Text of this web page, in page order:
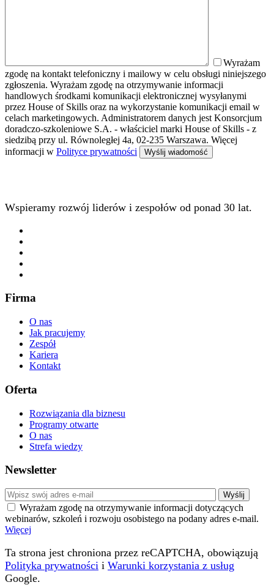
Wyrażam
zgodę na kontakt telefoniczny i mailowy w celu obsługi niniejszego
zgłoszenia. Wyrażam zgodę na otrzymywanie informacji
handlowych środkami komunikacji elektronicznej wysyłanymi
przez House of Skills oraz na wykorzystanie komunikacji email w
celach marketingowych. Administratorem danych jest Konsorcjum
doradczo-szkoleniowe S.A. - właściciel marki House of Skills - z
siedzibą przy ul. Równoległej 4a, 02-235 Warszawa. Więcej
informacji w Polityce prywatności
Wspieramy rozwój liderów i zespołów od ponad 30 lat.
Firma
O nas
Jak pracujemy
Zespół
Kariera
Kontakt
Oferta
Rozwiązania dla biznesu
Programy otwarte
O nas
Strefa wiedzy
Newsletter
Wyrażam zgodę na otrzymywanie informacji dotyczących
webinarów, szkoleń i rozwoju osobistego na podany adres e-mail.
Więcej
Ta strona jest chroniona przez reCAPTCHA, obowiązują
Polityka prywatności i Warunki korzystania z usług
Google.